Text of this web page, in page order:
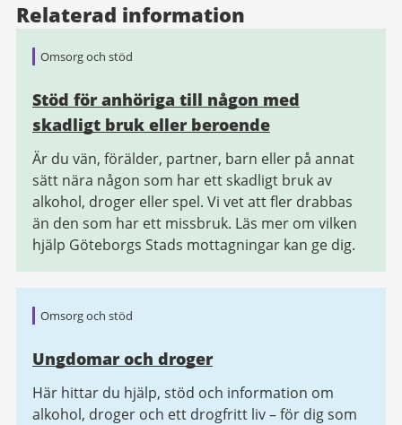
Relaterad information
Omsorg och stöd
Stöd för anhöriga till någon med
skadligt bruk eller beroende
Är du vän, förälder, partner, barn eller på annat
sätt nära någon som har ett skadligt bruk av
alkohol, droger eller spel. Vi vet att fler drabbas
än den som har ett missbruk. Läs mer om vilken
hjälp Göteborgs Stads mottagningar kan ge dig.
Omsorg och stöd
Ungdomar och droger
Här hittar du hjälp, stöd och information om
alkohol, droger och ett drogfritt liv – för dig som